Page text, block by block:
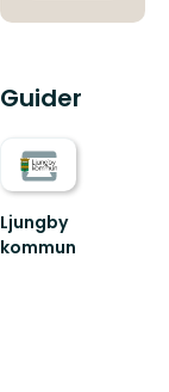
Guider
Ljungby
kommun